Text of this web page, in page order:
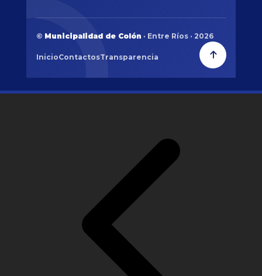
© Municipalidad de Colón · Entre Ríos · 2026
InicioContactosTransparencia